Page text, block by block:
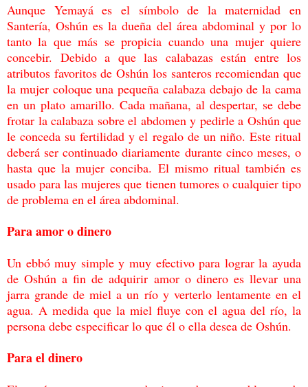
Aunque Yemayá es el símbolo de la maternidad en
Santería, Oshún es la dueña del área abdominal y por lo
tanto la que más se propicia cuando una mujer quiere
concebir. Debido a que las calabazas están entre los
atributos favoritos de Oshún los santeros recomiendan que
la mujer coloque una pequeña calabaza debajo de la cama
en un plato amarillo. Cadamañana, al despertar, se debe
frotar la calabaza sobre el abdomen y pedirle a Oshún que
leconceda su fertilidad y el regalo de un niño. Este ritual
deberá ser continuado diariamente durante cinco meses, o
hasta que la mujer conciba. El mismo ritual también es
usado paralas mujeres que tienen tumores o cualquier tipo
de problema en el área abdominal.
Para amor o dinero
Un ebbó muy simple y muy efectivo para lograr la ayuda
de Oshún a fin de adquirir amor o dinero es llevar una
jarra grande de miel a un río y verterlo lentamente en el
agua. A medida que la miel fluye con el agua del río, la
persona debe especificar lo que él o ella desea de Oshún.
Para el dinero